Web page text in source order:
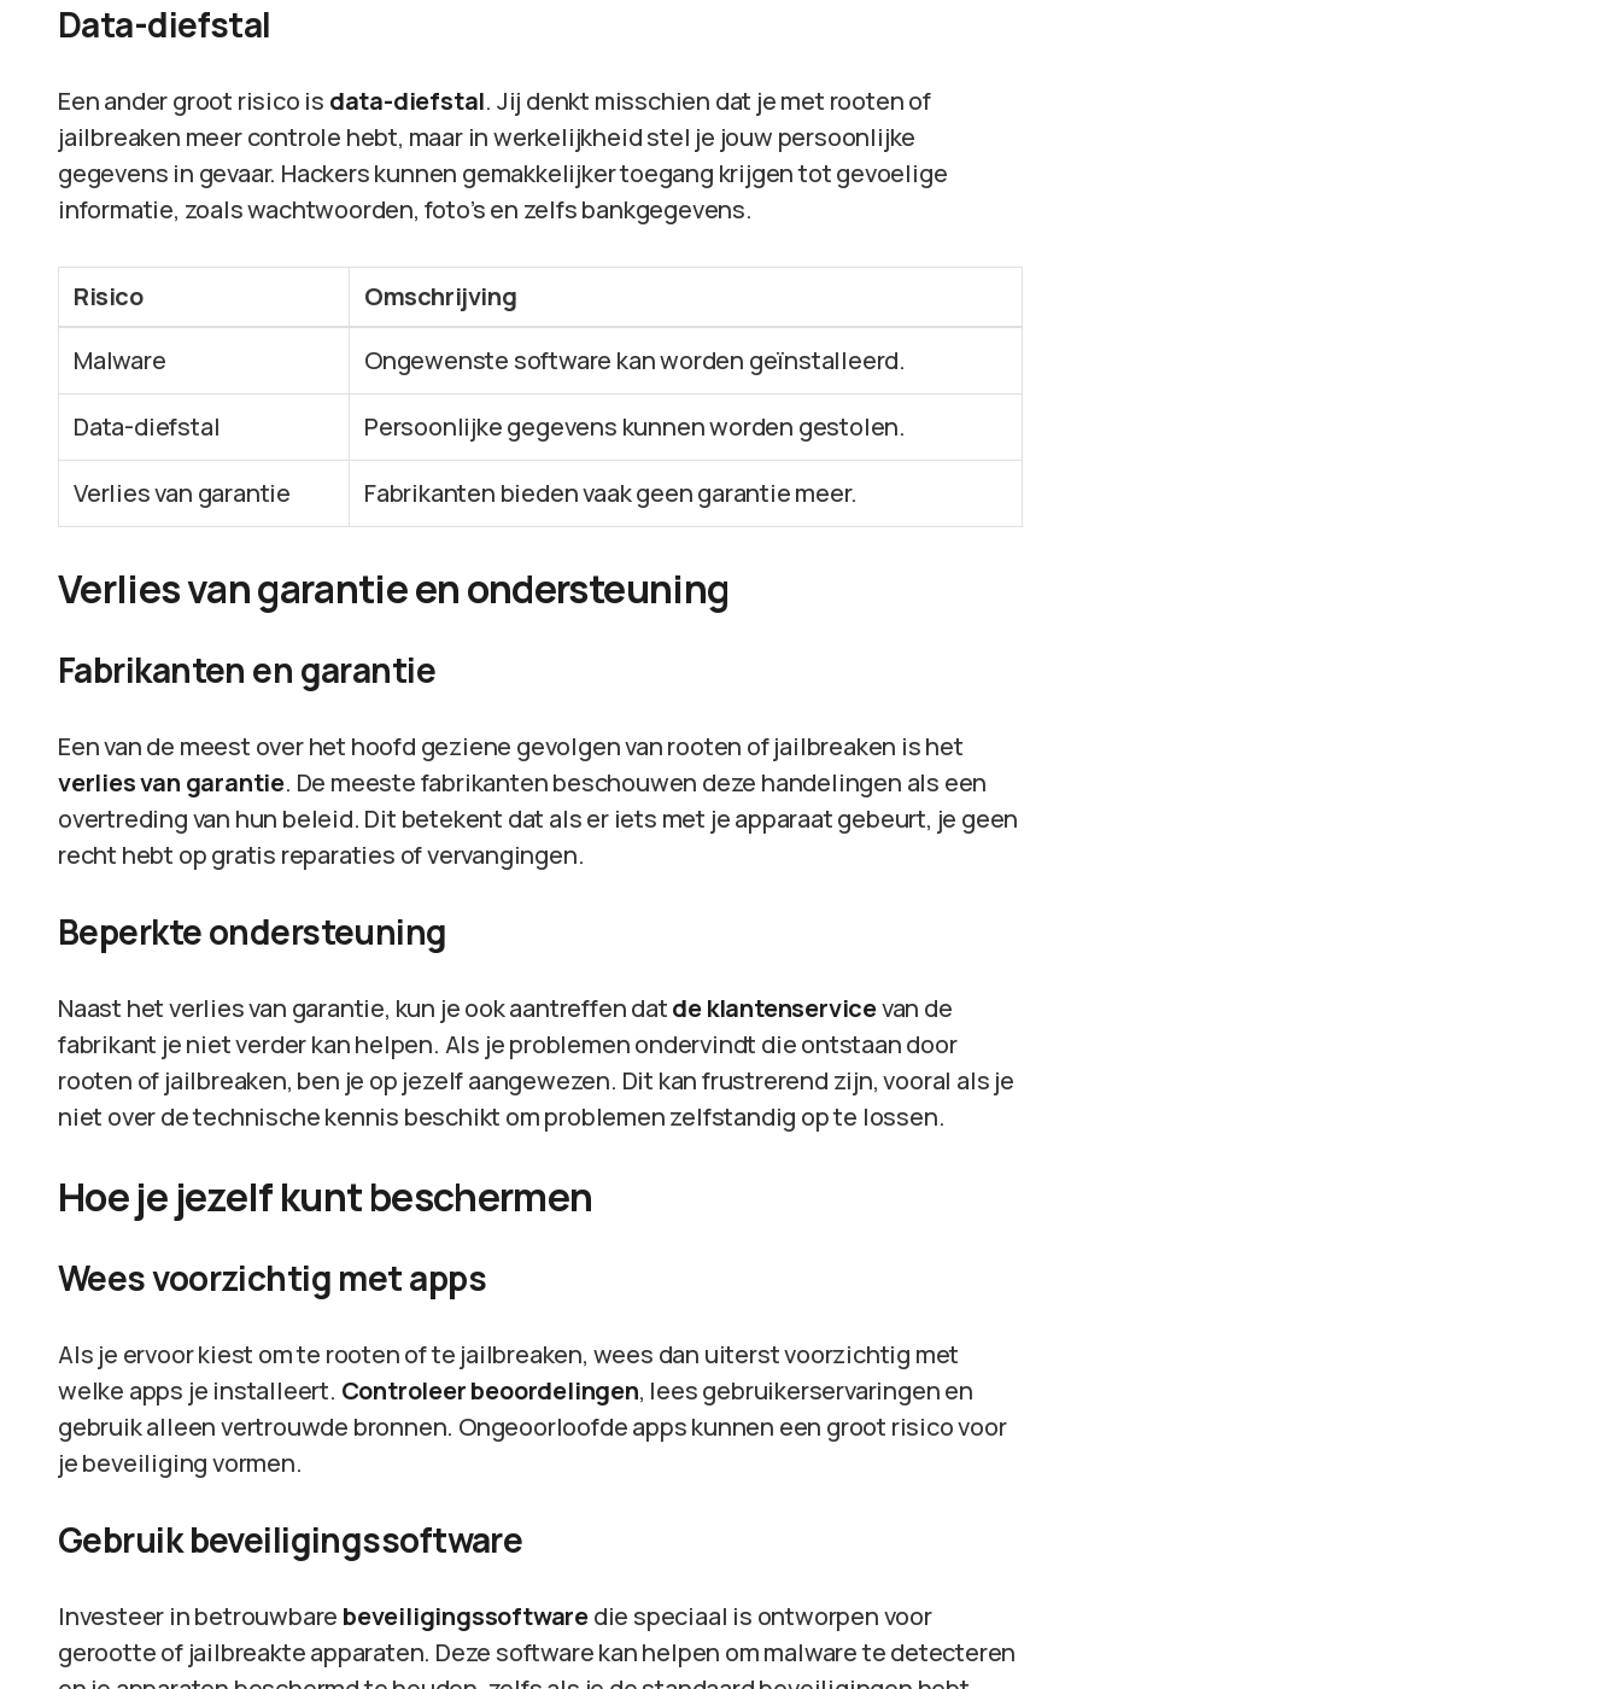
Data-diefstal
Een ander groot risico is data-diefstal. Jij denkt misschien dat je met rooten of
jailbreaken meer controle hebt, maar in werkelijkheid stel je jouw persoonlijke
gegevens in gevaar. Hackers kunnen gemakkelijker toegang krijgen tot gevoelige
informatie, zoals wachtwoorden, foto’s en zelfs bankgegevens.
Risico
Omschrijving
Malware
Ongewenste software kan worden geïnstalleerd.
Data-diefstal Persoonlijke gegevens kunnen worden gestolen.
Verlies van garantie Fabrikanten bieden vaak geen garantie meer.
Verlies van garantie en ondersteuning
Fabrikanten en garantie
Een van de meest over het hoofd geziene gevolgen van rooten of jailbreaken is het
verlies van garantie. De meeste fabrikanten beschouwen deze handelingen als een
overtreding van hun beleid. Dit betekent dat als er iets met je apparaat gebeurt, je geen
recht hebt op gratis reparaties of vervangingen.
Beperkte ondersteuning
Naast het verlies van garantie, kun je ook aantreffen datde klantenservicevan de
fabrikant je niet verder kan helpen. Als je problemen ondervindt die ontstaan door
rooten of jailbreaken, ben je op jezelf aangewezen. Dit kan frustrerend zijn, vooral als je
niet over de technische kennis beschikt om problemen zelfstandig op te lossen.
Hoe je jezelf kunt beschermen
Wees voorzichtig met apps
Als je ervoor kiest om te rooten of te jailbreaken, wees dan uiterst voorzichtig met
welke apps je installeert. Controleer beoordelingen, lees gebruikerservaringen en
gebruik alleen vertrouwde bronnen. Ongeoorloofde apps kunnen een groot risico voor
je beveiliging vormen.
Gebruik beveiligingssoftware
Investeer in betrouwbare beveiligingssoftwaredie speciaal is ontworpen voor
gerootte of jailbreakte apparaten. Deze software kan helpen om malware te detecteren